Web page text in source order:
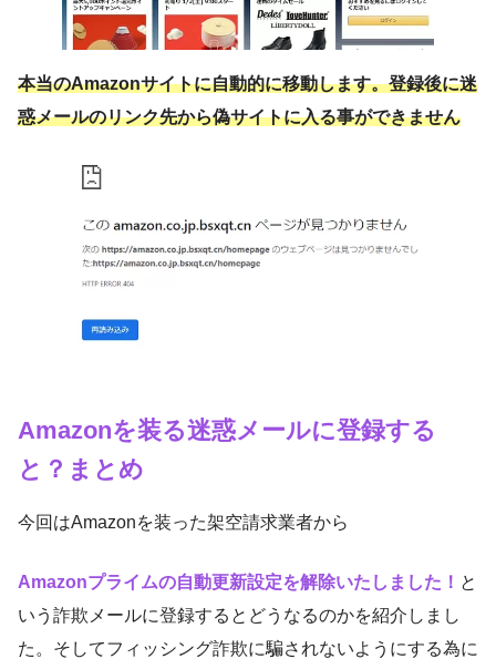
本当のAmazonサイトに自動的に移動します。登録後に迷
惑メールのリンク先から偽サイトに入る事ができません
Amazonを装る迷惑メールに登録する
と？まとめ
今回はAmazonを装った架空請求業者から
Amazonプライムの自動更新設定を解除いたしました！ と
いう詐欺メールに登録するとどうなるのかを紹介しまし
た。そしてフィッシング詐欺に騙されないようにする為に